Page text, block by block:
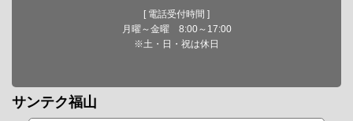
[ 電話受付時間 ]
月曜～金曜 8:00～17:00
※土・日・祝は休日
サンテク福山